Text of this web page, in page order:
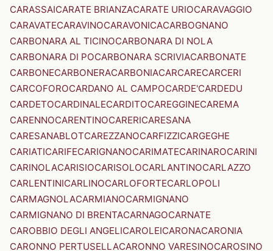
CARASSAICARATE BRIANZACARATE URIOCARAVAGGIO
CARAVATECARAVINOCARAVONICACARBOGNANO
CARBONARA AL TICINOCARBONARA DI NOLA
CARBONARA DI POCARBONARA SCRIVIACARBONATE
CARBONECARBONERACARBONIACARCARECARCERI
CARCOFOROCARDANO AL CAMPOCARDE'CARDEDU
CARDETOCARDINALECARDITOCAREGGINECAREMA
CARENNOCARENTINOCARERICARESANA
CARESANABLOTCAREZZANOCARFIZZICARGEGHE
CARIATICARIFECARIGNANOCARIMATECARINAROCARINI
CARINOLACARISIOCARISOLOCARLANTINOCARLAZZO
CARLENTINICARLINOCARLOFORTECARLOPOLI
CARMAGNOLACARMIANOCARMIGNANO
CARMIGNANO DI BRENTACARNAGOCARNATE
CAROBBIO DEGLI ANGELICAROLEICARONACARONIA
CARONNO PERTUSELLACARONNO VARESINOCAROSINO